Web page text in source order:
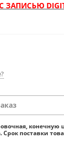
ЗАПИСЬЮ
конечную
поставки